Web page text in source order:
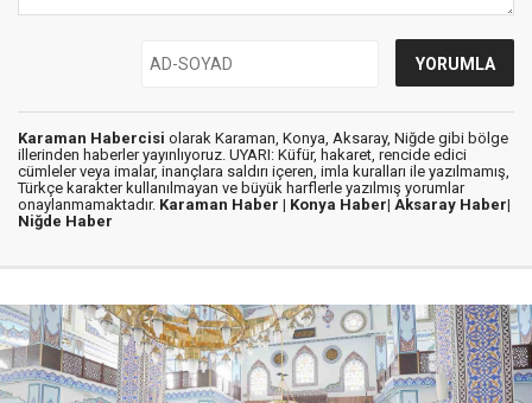
Karaman Habercisi olarak Karaman, Konya, Aksaray, Niğde gibi bölge
illerinden haberler yayınlıyoruz. UYARI: Küfür, hakaret, rencide edici
cümleler veya imalar, inançlara saldırı içeren, imla kuralları ile yazılmamış,
Türkçe karakter kullanılmayan ve büyük harflerle yazılmış yorumlar
onaylanmamaktadır. Karaman Haber | Konya Haber| Aksaray Haber|
Niğde Haber